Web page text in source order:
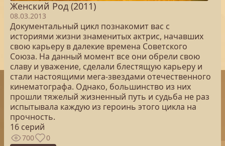
Женский Род (2011)
08.03.2013
Документальный цикл познакомит вас с
историями жизни знаменитых актрис, начавших
свою карьеру в далекие времена Советского
Союза. На данный момент все они обрели свою
славу и уважение, сделали блестящую карьеру и
стали настоящими мега-звездами отечественного
кинематографа. Однако, большинство из них
прошли тяжелый жизненный путь и судьба не раз
испытывала каждую из героинь этого цикла на
прочность.
16 серий
700 0